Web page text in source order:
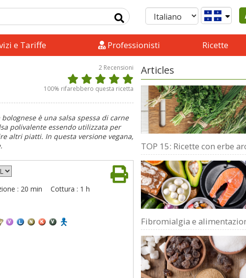
e Tariffe Professionisti Ricette
2 Recensioni
100% rifarebbero questa ricetta
è una salsa spessa di carne
polivalente essendo utilizzata per
altri piatti. In questa versione vegana,
: 20 min Cottura : 1 h
Articles
TOP 15: Ricette con erbe
Fibromialgia e